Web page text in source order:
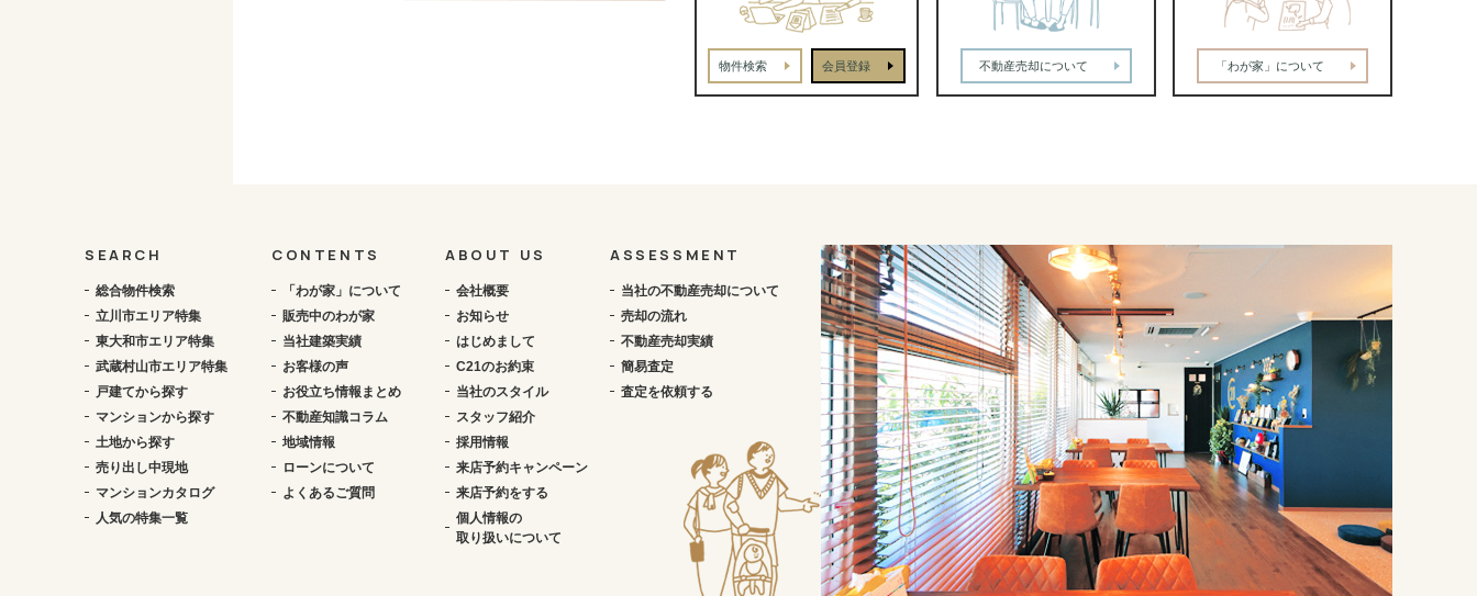
物件検索 会員登録 不動産売却について 「わが家」について
SEARCH
総合物件検索
立川市エリア特集
東大和市エリア特集
武蔵村山市エリア特集
戸建てから探す
マンションから探す
土地から探す
売り出し中現地
マンションカタログ
人気の特集一覧
CONTENTS
「わが家」について
販売中のわが家
当社建築実績
お客様の声
お役立ち情報まとめ
不動産知識コラム
地域情報
ローンについて
よくあるご質問
ABOUT US
会社概要
お知らせ
はじめまして
C21のお約束
当社のスタイル
スタッフ紹介
採用情報
来店予約キャンペーン
来店予約をする
個人情報の
取り扱いについて
ASSESSMENT
当社の不動産売却について
売却の流れ
不動産売却実績
簡易査定
査定を依頼する